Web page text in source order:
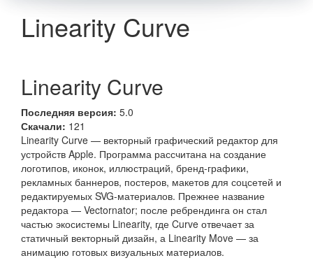
Linearity Curve
Linearity Curve
Последняя версия: 5.0
Скачали: 121
Linearity Curve — векторный графический редактор для
устройств Apple. Программа рассчитана на создание
логотипов, иконок, иллюстраций, бренд-графики,
рекламных баннеров, постеров, макетов для соцсетей и
редактируемых SVG-материалов. Прежнее название
редактора — Vectornator; после ребрендинга он стал
частью экосистемы Linearity, где Curve отвечает за
статичный векторный дизайн, а Linearity Move — за
анимацию готовых визуальных материалов.